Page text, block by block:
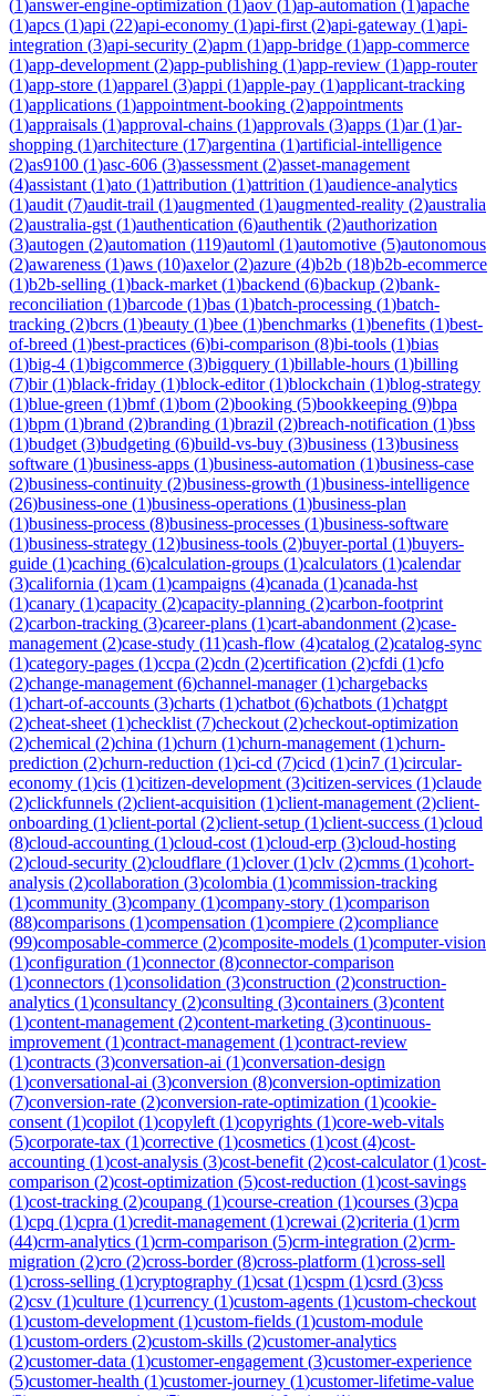
(1)answer-engine-optimization (1)aov (1)ap-automation (1)apache
(1)apcs (1)api (22)api-economy (1)api-first (2)api-gateway (1)api-
integration (3)api-security (2)apm (1)app-bridge (1)app-commerce
(1)app-development (2)app-publishing (1)app-review (1)app-router
(1)app-store (1)apparel (3)appi (1)apple-pay (1)applicant-tracking
(1)applications (1)appointment-booking (2)appointments
(1)appraisals (1)approval-chains (1)approvals (3)apps (1)ar(1)ar-
shopping (1)architecture (17)argentina (1)artificial-intelligence
(2)as9100 (1)asc-606 (3)assessment (2)asset-management
(4)assistant (1)ato (1)attribution (1)attrition (1)audience-analytics
(1)audit (7)audit-trail (1)augmented (1)augmented-reality (2)australia
(2)australia-gst (1)authentication (6)authentik (2)authorization
(3)autogen (2)automation (119)automl (1)automotive (5)autonomous
(2)awareness (1)aws (10)axelor(2)azure (4)b2b (18)b2b-ecommerce
(1)b2b-selling (1)back-market (1)backend (6)backup (2)bank-
reconciliation (1)barcode (1)bas (1)batch-processing (1)batch-
tracking (2)bcrs (1)beauty (1)bee (1)benchmarks (1)benefits (1)best-
of-breed (1)best-practices (6)bi-comparison (8)bi-tools (1)bias
(1)big-4 (1)bigcommerce (3)bigquery (1)billable-hours (1)billing
(7)bir(1)black-friday (1)block-editor(1)blockchain (1)blog-strategy
(1)blue-green (1)bmf(1)bom (2)booking (5)bookkeeping (9)bpa
(1)bpm (1)brand (2)branding (1)brazil (2)breach-notification (1)bss
(1)budget (3)budgeting (6)build-vs-buy (3)business (13)business
software (1)business-apps (1)business-automation (1)business-case
(2)business-continuity (2)business-growth (1)business-intelligence
(26)business-one (1)business-operations (1)business-plan
(1)business-process (8)business-processes (1)business-software
(1)business-strategy (12)business-tools (2)buyer-portal (1)buyers-
guide (1)caching (6)calculation-groups (1)calculators (1)calendar
(3)california (1)cam (1)campaigns (4)canada (1)canada-hst
(1)canary (1)capacity (2)capacity-planning (2)carbon-footprint
(2)carbon-tracking (3)career-plans (1)cart-abandonment (2)case-
management (2)case-study (11)cash-flow (4)catalog (2)catalog-sync
(1)category-pages (1)ccpa (2)cdn (2)certification (2)cfdi (1)cfo
(2)change-management (6)channel-manager(1)chargebacks
(1)chart-of-accounts (3)charts (1)chatbot (6)chatbots (1)chatgpt
(2)cheat-sheet (1)checklist (7)checkout (2)checkout-optimization
(2)chemical (2)china (1)churn (1)churn-management (1)churn-
prediction (2)churn-reduction (1)ci-cd (7)cicd (1)cin7 (1)circular-
economy (1)cis (1)citizen-development (3)citizen-services (1)claude
(2)clickfunnels (2)client-acquisition (1)client-management (2)client-
onboarding (1)client-portal (2)client-setup (1)client-success (1)cloud
(8)cloud-accounting (1)cloud-cost (1)cloud-erp (3)cloud-hosting
(2)cloud-security (2)cloudflare (1)clover(1)clv (2)cmms (1)cohort-
analysis (2)collaboration (3)colombia (1)commission-tracking
(1)community (3)company (1)company-story (1)comparison
(88)comparisons (1)compensation (1)compiere (2)compliance
(99)composable-commerce (2)composite-models (1)computer-vision
(1)configuration (1)connector(8)connector-comparison
(1)connectors (1)consolidation (3)construction (2)construction-
analytics (1)consultancy (2)consulting (3)containers (3)content
(1)content-management (2)content-marketing (3)continuous-
improvement (1)contract-management (1)contract-review
(1)contracts (3)conversation-ai (1)conversation-design
(1)conversational-ai (3)conversion (8)conversion-optimization
(7)conversion-rate (2)conversion-rate-optimization (1)cookie-
consent (1)copilot (1)copyleft (1)copyrights (1)core-web-vitals
(5)corporate-tax (1)corrective (1)cosmetics (1)cost (4)cost-
accounting (1)cost-analysis (3)cost-benefit (2)cost-calculator(1)cost-
comparison (2)cost-optimization (5)cost-reduction (1)cost-savings
(1)cost-tracking (2)coupang (1)course-creation (1)courses (3)cpa
(1)cpq (1)cpra (1)credit-management (1)crewai (2)criteria (1)crm
(44)crm-analytics (1)crm-comparison (5)crm-integration (2)crm-
migration (2)cro (2)cross-border(8)cross-platform (1)cross-sell
(1)cross-selling (1)cryptography (1)csat (1)cspm (1)csrd (3)css
(2)csv (1)culture (1)currency (1)custom-agents (1)custom-checkout
(1)custom-development (1)custom-fields (1)custom-module
(1)custom-orders (2)custom-skills (2)customer-analytics
(2)customer-data (1)customer-engagement (3)customer-experience
(5)customer-health (1)customer-journey (1)customer-lifetime-value